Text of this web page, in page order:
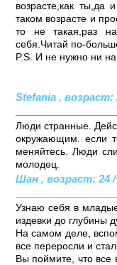
возрасте,как ты,да
таком возрасте и
то не такая,раз
себя.Читай по-
P.S. И не нужно ни на
Stefania , возраст:
Люди странные.
окружающим. если
меняйтесь. Люди
молодец.
Шан , возраст: 24 /
Узнаю себя в
издевки до глубины
На самом деле,
все переросли и
Вы поймите, что все